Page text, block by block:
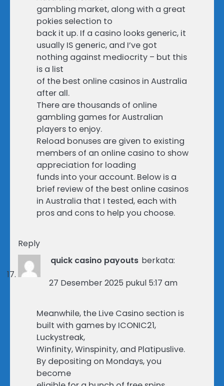
gambling market, along with a great
pokies selection to
back it up. If a casino looks generic, it
usually IS generic, and I’ve got
nothing against mediocrity – but this
is a list
of the best online casinos in Australia
after all.
There are thousands of online
gambling games for Australian
players to enjoy.
Reload bonuses are given to existing
members of an online casino to show
appreciation for loading
funds into your account. Below is a
brief review of the best online casinos
in Australia that I tested, each with
pros and cons to help you choose.
Reply
quick casino payouts berkata:
27 Desember 2025 pukul 5:17 am
Meanwhile, the Live Casino section is
built with games by ICONIC21,
Luckystreak,
Winfinity, Winspinity, and Platipuslive.
By depositing on Mondays, you
become